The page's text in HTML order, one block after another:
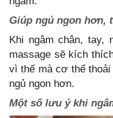
Giúp ngủ ngon hơn,
Khi ngâm chân, tay,
massage sẽ kích
vì thế mà cơ thể
ngủ ngon hơn.
Một số lưu ý khi